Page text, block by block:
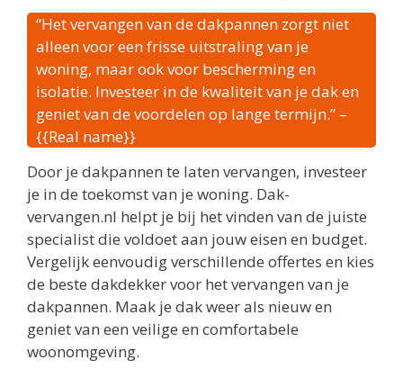
“Het vervangen van de dakpannen zorgt niet
alleen voor een frisse uitstraling van je
woning, maar ook voor bescherming en
isolatie. Investeer in de kwaliteit van je dak en
geniet van de voordelen op lange termijn.” –
{{Real name}}
Door je dakpannen te laten vervangen, investeer
je in de toekomst van je woning. Dak-
vervangen.nl helpt je bij het vinden van de juiste
specialist die voldoet aan jouw eisen en budget.
Vergelijk eenvoudig verschillende offertes en kies
de beste dakdekker voor het vervangen van je
dakpannen. Maak je dak weer als nieuw en
geniet van een veilige en comfortabele
woonomgeving.